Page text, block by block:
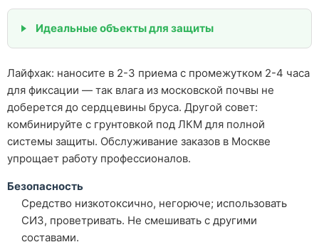
Идеальные объекты для защиты
Лайфхак: наносите в 2-3 приема с промежутком 2-4 часа
для фиксации — так влага из московской почвы не
доберется до сердцевины бруса. Другой совет:
комбинируйте с грунтовкой под ЛКМ для полной
системы защиты. Обслуживание заказов в Москве
упрощает работу профессионалов.
Безопасность
Средство низкотоксично, негорюче; использовать
СИЗ, проветривать. Не смешивать с другими
составами.